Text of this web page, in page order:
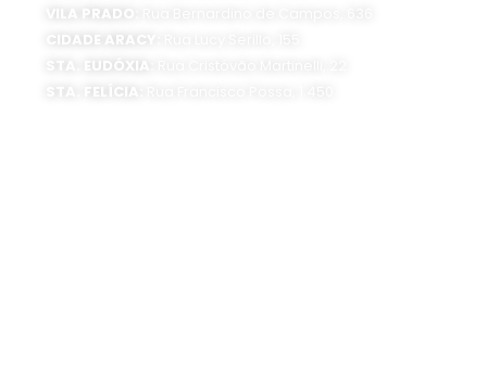
VILA PRADO:
CIDADE ARACY:
STA. EUDÓXIA:
STA. FELÍCIA: